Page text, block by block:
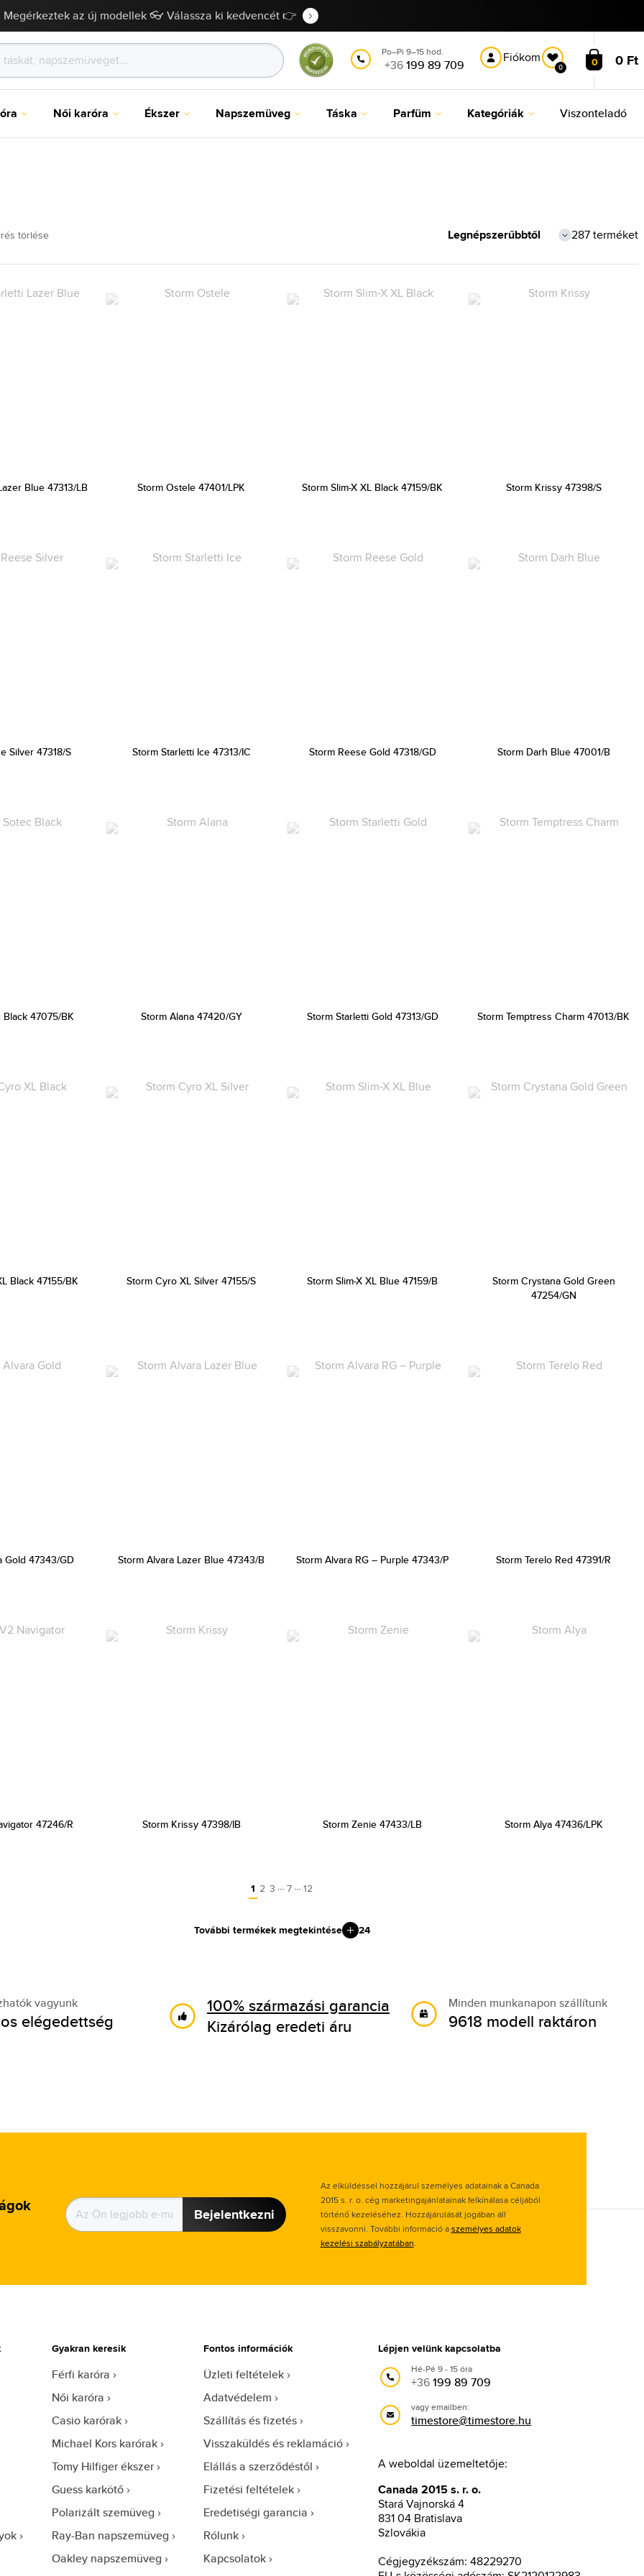
Megérkeztek az új modellek 👓 Válassza ki kedvencét 👉
Po–Pi 9–15 hod.
+36199 89 709 Fiókom
0 0 0 Ft
Női karóra Ékszer Napszemüveg Táska Parfüm Kategóriák Viszonteladó
törlése 287 terméket
Blue 47313/LB Storm Ostele 47401/LPK Storm Slim-X XL Black 47159/BK Storm Krissy 47398/S
Silver 47318/S Storm Starletti Ice 47313/IC Storm Reese Gold 47318/GD Storm Darh Blue 47001/B
Black 47075/BK Storm Alana 47420/GY Storm Starletti Gold 47313/GD Storm Temptress Charm 47013/BK
Black 47155/BK Storm Cyro XL Silver 47155/S Storm Slim-X XL Blue 47159/B
Storm Crystana Gold Green
47254/GN
Gold 47343/GD Storm Alvara Lazer Blue 47343/B Storm Alvara RG – Purple 47343/P Storm Terelo Red 47391/R
47246/R Storm Krissy 47398/IB Storm Zenie 47433/LB Storm Alya 47436/LPK
1 2 3 … 7 … 12
További termékek megtekintése 24
vagyunk
elégedettség
100% származási garancia
Kizárólag eredeti áru
Minden munkanapon szállítunk
9618 modell raktáron
Bejelentkezni
Az elküldéssel hozzájárul személyes adatainak a Canada
2015 s. r. o. cég marketingajánlatainak felkínálasa céljából
történő kezeléséhez. Hozzájárulását jogában áll
visszavonni. További információ aszemélyes adatok
kezelési szabályzatában.
Gyakran keresik
Férfi karóra
Női karóra
Casio karórak
Michael Kors karórak
Tomy Hilfiger ékszer
Guess karkötő
Polarizált szemüveg
Ray-Ban napszemüveg
Oakley napszemüveg
Fontos információk
Üzleti feltételek
Adatvédelem
Szállítás és fizetés
Visszaküldés és reklamáció
Elállás a szerződéstől
Fizetési feltételek
Eredetiségi garancia
Rólunk
Kapcsolatok
Lépjen velünk kapcsolatba
Hé-Pé 9 - 15 óra
+36199 89 709
vagy emailben:
timestore@timestore.hu
A weboldal üzemeltetője:
Canada 2015 s. r. o.
Stará Vajnorská 4
831 04 Bratislava
Szlovákia
Cégjegyzékszám: 48229270